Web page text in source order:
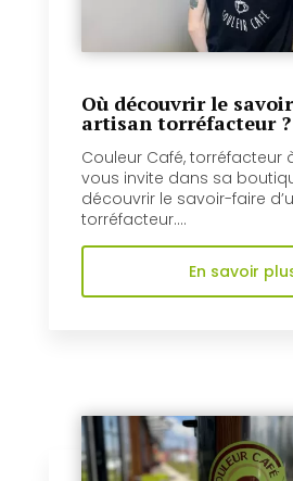
Où découvrir le
artisan torréfacteur ?
Couleur Café, torréfacteur
vous invite dans sa
découvrir le savoir-faire
torréfacteur....
En savoir